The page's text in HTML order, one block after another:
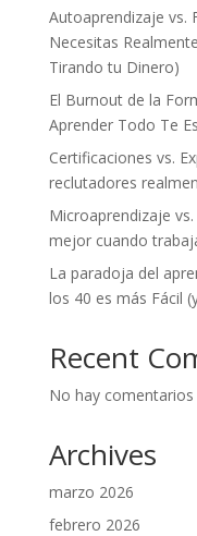
Autoaprendizaje vs.
Necesitas
Tirando tu Dinero)
El Burnout de la
Aprender Todo Te
Certificaciones vs.
reclutadores
Microaprendizaje
mejor cuando
La paradoja del
los 40 es más Fácil
Recent
No hay
Archives
marzo 2026
febrero 2026